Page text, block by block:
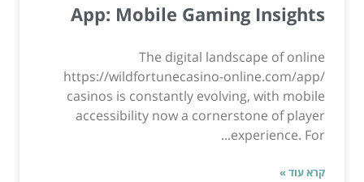
App: Mobile Gaming Insights
The digital landscape of online
https://wildfortunecasino-online.com/app/
casinos is constantly evolving, with mobile
accessibility now a cornerstone of player
experience. For...
קרא עוד »